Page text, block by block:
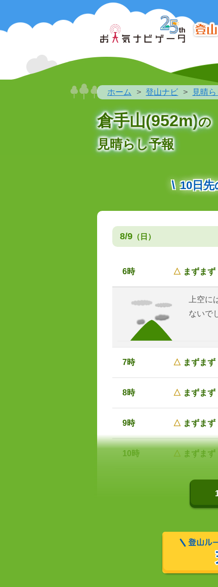
ホーム 登山ナビ 見晴
倉手山(952m)の
見晴らし予報
10日先
8/9 （日）
6時 △ まずまず
上空
ないで
7時 △ まずまず
8時 △ まずまず
9時 △ まずまず
10時 △ まずまず